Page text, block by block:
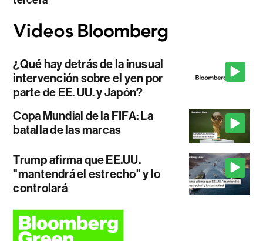
¿Qué hay detrás de la inusual
intervención sobre el yen por
parte de EE. UU. y Japón?
Copa Mundial de la FIFA: La
batalla de las marcas
Trump afirma que EE.UU.
"mantendrá el estrecho" y lo
controlará